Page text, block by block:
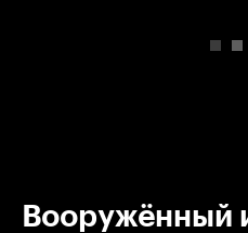
Вооружённый